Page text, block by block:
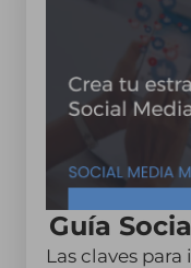
Guía
Las claves